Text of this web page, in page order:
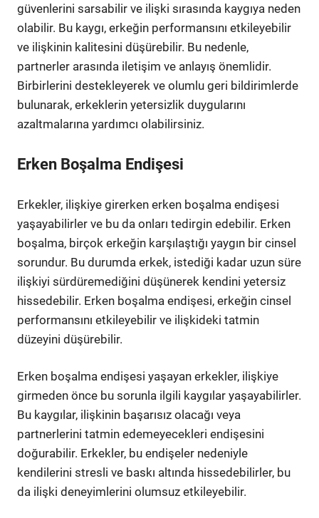
güvenlerini sarsabilir ve ilişki sırasında kaygıya neden
olabilir. Bu kaygı, erkeğin performansını etkileyebilir
ve ilişkinin kalitesini düşürebilir. Bu nedenle,
partnerler arasında iletişim ve anlayış önemlidir.
Birbirlerini destekleyerek ve olumlu geri bildirimlerde
bulunarak, erkeklerin yetersizlik duygularını
azaltmalarına yardımcı olabilirsiniz.
Erken Boşalma Endişesi
Erkekler, ilişkiye girerken erken boşalma endişesi
yaşayabilirler ve bu da onları tedirgin edebilir. Erken
boşalma, birçok erkeğin karşılaştığı yaygın bir cinsel
sorundur. Bu durumda erkek, istediği kadar uzun süre
ilişkiyi sürdüremediğini düşünerek kendini yetersiz
hissedebilir. Erken boşalma endişesi, erkeğin cinsel
performansını etkileyebilir ve ilişkideki tatmin
düzeyini düşürebilir.
Erken boşalma endişesi yaşayan erkekler, ilişkiye
girmeden önce bu sorunla ilgili kaygılar yaşayabilirler.
Bu kaygılar, ilişkinin başarısız olacağı veya
partnerlerini tatmin edemeyecekleri endişesini
doğurabilir. Erkekler, bu endişeler nedeniyle
kendilerini stresli ve baskı altında hissedebilirler, bu
da ilişki deneyimlerini olumsuz etkileyebilir.